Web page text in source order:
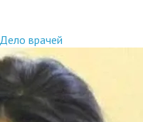
Дело врачей